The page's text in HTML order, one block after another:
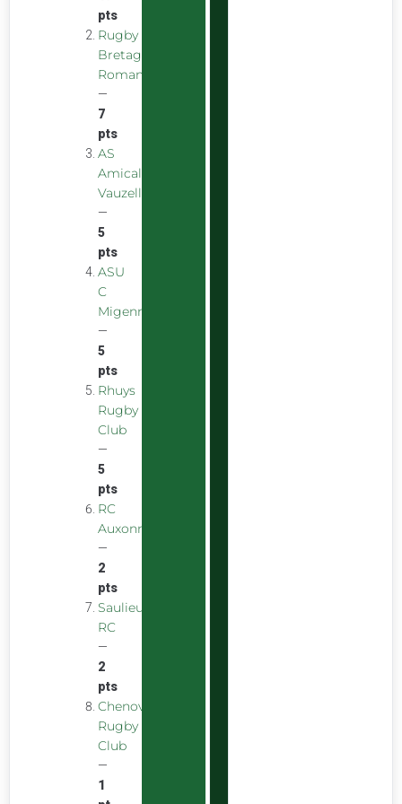
pts
Rugby
Bretagne
Romantique
—
7
pts
AS
Amicale
Vauzelles
—
5
pts
ASU
C
Migennes
—
5
pts
Rhuys
Rugby
Club
—
5
pts
RC
Auxonnais
—
2
pts
Saulieu
RC
—
2
pts
Chenove
Rugby
Club
—
1